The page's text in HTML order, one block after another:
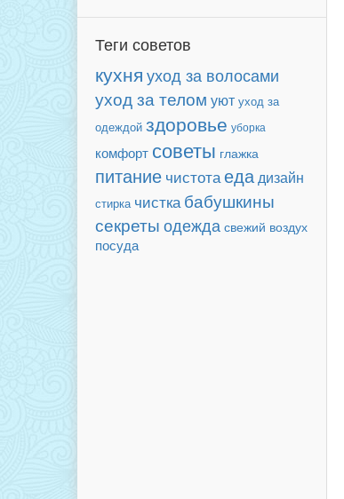
Теги советов
кухняуход за волосами
уход за телом уют уход за
одеждой здоровье уборка
комфорт советы глажка
питание чистотаедадизайн
стирка чистка бабушкины
секреты одежда свежий воздух
посуда